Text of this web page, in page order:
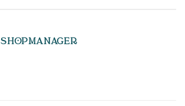
SHOPMANAGER